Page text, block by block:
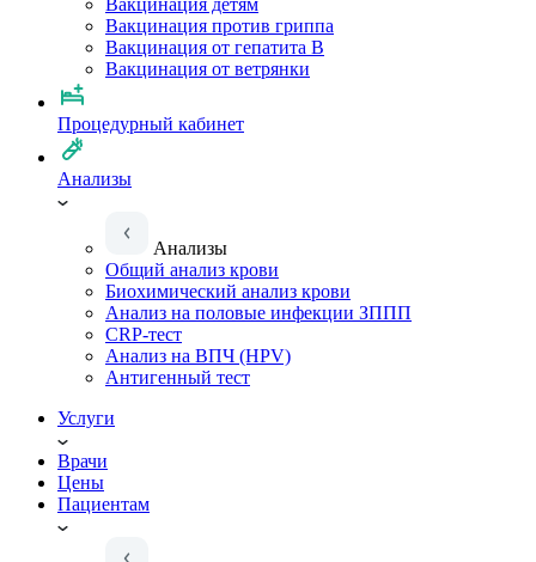
Вакцинация детям
Вакцинация против гриппа
Вакцинация от гепатита B
Вакцинация от ветрянки
Процедурный кабинет
Анализы
Анализы
Общий анализ крови
Биохимический анализ крови
Анализ на половые инфекции ЗППП
CRP-тест
Анализ на ВПЧ (HPV)
Антигенный тест
Услуги
Врачи
Цены
Пациентам